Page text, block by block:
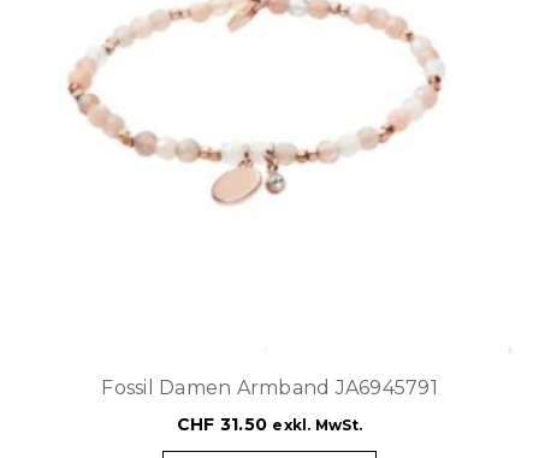
Fossil Damen Armband JA6945791
CHF 31.50 exkl. MwSt.